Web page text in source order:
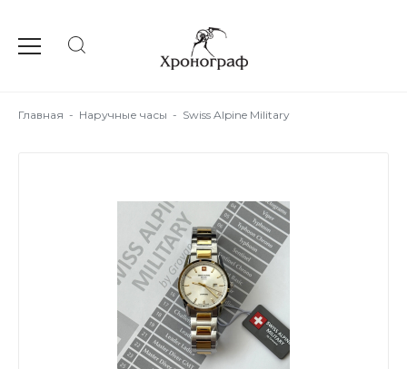
Главная - Наручные часы - Swiss Alpine Military